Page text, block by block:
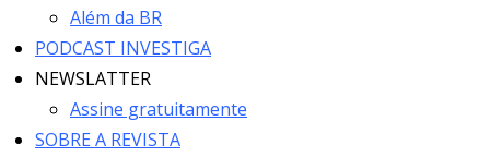
Além da BR
PODCAST INVESTIGA
NEWSLATTER
Assine gratuitamente
SOBRE A REVISTA